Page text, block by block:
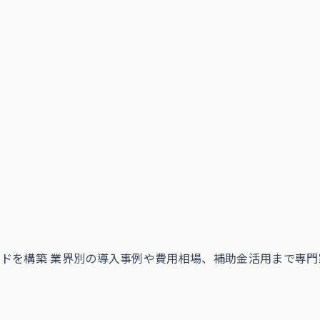
を構築 業界別の導入事例や費用相場、補助金活用まで専